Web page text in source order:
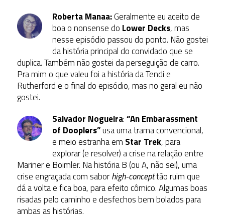
Roberta Manaa:Geralmente eu aceito de
boa o nonsense do Lower Decks, mas
nesse episódio passou do ponto. Não gostei
da história principal do convidado que se
duplica. Também não gostei da perseguição de carro.
Pra mim o que valeu foi a história da Tendi e
Rutherford e o final do episódio, mas no geral eu não
gostei.
Salvador Nogueira:“An Embarassment
of Dooplers”usa uma trama convencional,
e meio estranha em Star Trek, para
explorar (e resolver) a crise na relação entre
Mariner e Boimler. Na história B (ou A, não sei), uma
crise engraçada com saborhigh-concepttão ruim que
dá a volta e fica boa, para efeito cômico. Algumas boas
risadas pelo caminho e desfechos bem bolados para
ambas as histórias.